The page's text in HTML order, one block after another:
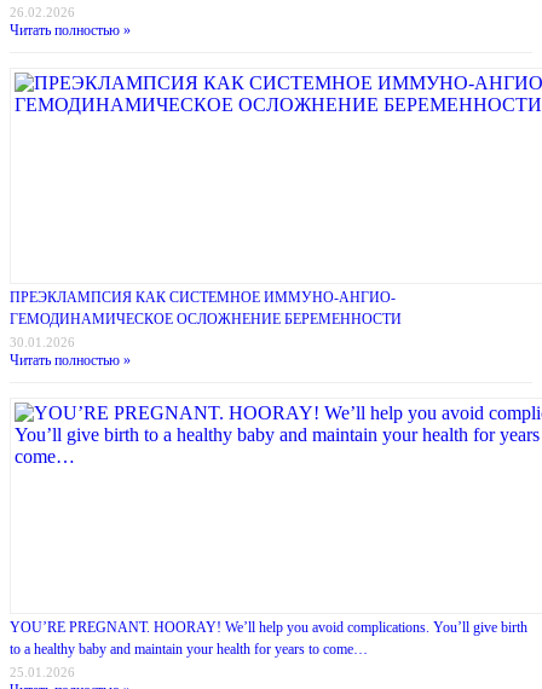
26.02.2026
Читать полностью »
ПРЕЭКЛАМПСИЯ КАК СИСТЕМНОЕ ИММУНО-АНГИО-
ГЕМОДИНАМИЧЕСКОЕ ОСЛОЖНЕНИЕ БЕРЕМЕННОСТИ
30.01.2026
Читать полностью »
YOU’RE PREGNANT. HOORAY! We’ll help you avoid complications. You’ll give birth
to a healthy baby and maintain your health for years to come…
25.01.2026